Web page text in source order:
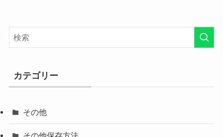
カテゴリー
その他